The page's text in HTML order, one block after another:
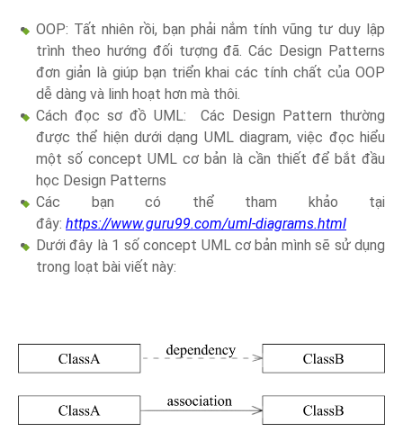
OOP: Tất nhiên rồi, bạn phải nắm tính vũng tư duy lập
trình theo hướng đối tượng đã. Các Design Patterns
đơn giản là giúp bạn triển khai các tính chất của OOP
dễ dàng và linh hoạt hơn mà thôi.
Cách đọc sơ đồ UML: Các Design Pattern thường
được thể hiện dưới dạng UML diagram, việc đọc hiểu
một số concept UML cơ bản là cần thiết để bắt đầu
học Design Patterns
Các bạn có thể tham khảo tại
đây: https://www.guru99.com/uml-diagrams.html
Dưới đây là 1 số concept UML cơ bản mình sẽ sử dụng
trong loạt bài viết này: